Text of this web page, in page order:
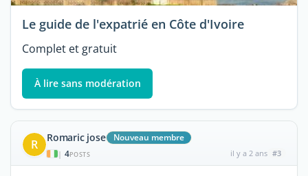
Le guide de l'expatrié en Côte d'Ivoire
Complet et gratuit
À lire sans modération
R Romaric jose Nouveau membre
| 4POSTS il y a 2 ans #3